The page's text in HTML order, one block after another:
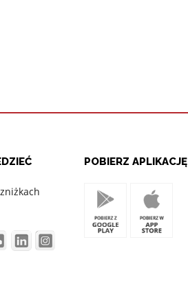
https://www.eufonie.pl/regulamin
POBIERZ APLIKACJĘ